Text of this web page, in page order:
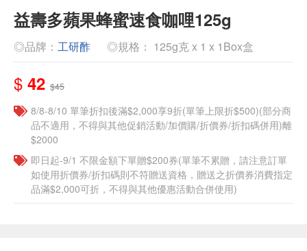
益壽多蘋果蜂蜜速食咖哩125g
◎品牌： 工研酢 ◎規格： 125g克 x 1 x 1Box盒
$ 42 $45
8/8-8/10 單筆折扣後滿$2,000享9折(單筆上限折$500)(部分商
品不適用，不得與其他促銷活動/加價購/折價券/折扣碼併用)離
$2000
即日起-9/1 不限金額下單贈$200券(單筆不累贈，請注意訂單
如使用折價券/折扣碼則不符贈送資格，贈送之折價券消費指定
品滿$2,000可折，不得與其他優惠活動合併使用)